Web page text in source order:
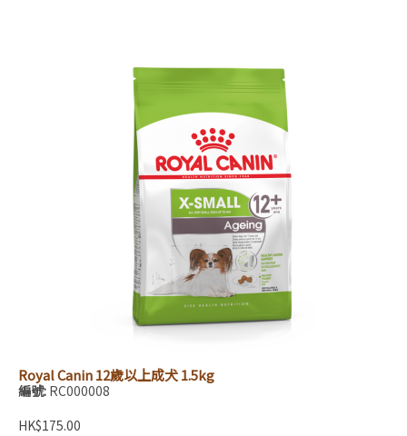
Royal Canin 12歲以上成犬 1.5kg
編號: RC000008
HK$175.00